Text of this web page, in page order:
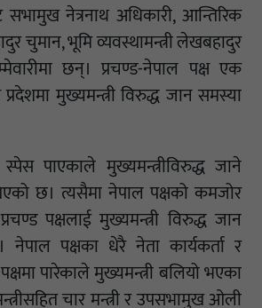
नेत्रनाथ अधिकारी, आन्तिरिक
चुमान, भूमि व्यवस्थामन्त्री लेखबहादुर
छन्। प्रचण्ड-नेपाल पक्ष एक
मुख्यमन्त्री विरुद्ध जान समस्या
स्पेस पाएकाले मुख्यमन्त्रीविरुद्ध जाने
छ। त्यसैमा नेपाल पक्षको कमजोर
पक्षलाई मुख्यमन्त्री विरुद्ध जान
पक्षका धेरै नेता कार्यकर्ता र
पारेकाले मुख्यमन्त्री बलियो भएका
चार मन्त्री र उपसभामुख ओली